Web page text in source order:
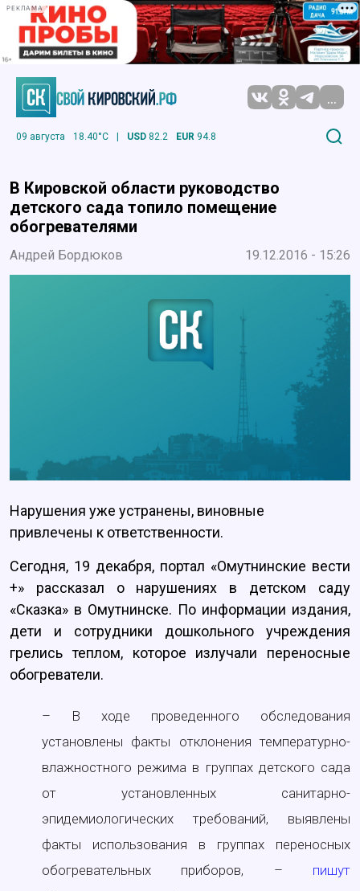
РЕКЛАМА
...
09 августа 18.40°C | USD 82.2 EUR 94.8
В Кировской области руководство
детского сада топило помещение
обогревателями
Андрей Бордюков 19.12.2016 - 15:26
Нарушения уже устранены, виновные
привлечены к ответственности.
Сегодня, 19 декабря, портал «Омутнинские вести
+» рассказал о нарушениях в детском саду
«Сказка» в Омутнинске. По информации издания,
дети и сотрудники дошкольного учреждения
грелись теплом, которое излучали переносные
обогреватели.
– В ходе проведенного обследования
установлены факты отклонения температурно-
влажностного режима в группах детского сада
от установленных санитарно-
эпидемиологических требований, выявлены
факты использования в группах переносных
обогревательных приборов, – пишут